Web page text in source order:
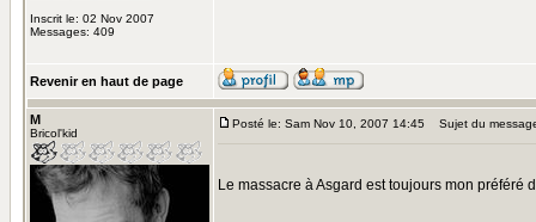
Inscrit le: 02 Nov 2007
Messages: 409
Revenir en haut de page
M
Bricol'kid
Posté le: Sam Nov 10, 2007 14:45 Sujet du
Le massacre à Asgard est toujours mon